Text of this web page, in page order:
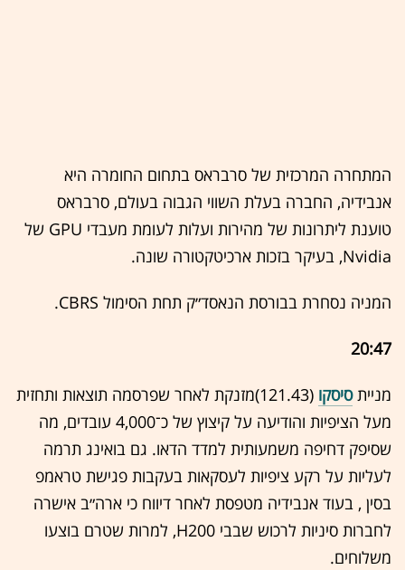
המתחרה המרכזית של סרבראס בתחום החומרה היא
אנבידיה, החברה בעלת השווי הגבוה בעולם, סרבראס
טוענת ליתרונות של מהירות ועלות לעומת מעבדי GPU של
Nvidia, בעיקר בזכות ארכיטקטורה שונה.
המניה נסחרת בבורסת הנאסד״ק תחת הסימול CBRS.
20:47
מנייתסיסקו
(121.43)מזנקת לאחר שפרסמה תוצאות ותחזית
מעל הציפיות והודיעה על קיצוץ של כ־4,000 עובדים, מה
שסיפק דחיפה משמעותית למדד הדאו. גם בואינג תרמה
לעליות על רקע ציפיות לעסקאות בעקבות פגישת טראמפ
בסין , בעוד אנבידיה מטפסת לאחר דיווח כי ארה״ב אישרה
לחברות סיניות לרכוש שבבי H200, למרות שטרם בוצעו
משלוחים.